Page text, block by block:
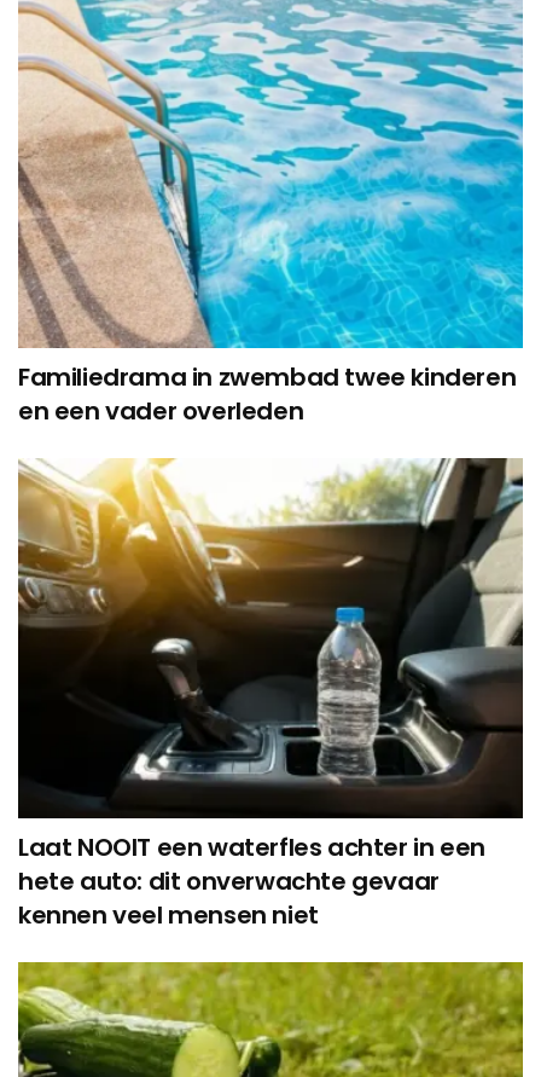
Familiedrama in zwembad twee kinderen
en een vader overleden
Laat NOOIT een waterfles achter in een
hete auto: dit onverwachte gevaar
kennen veel mensen niet